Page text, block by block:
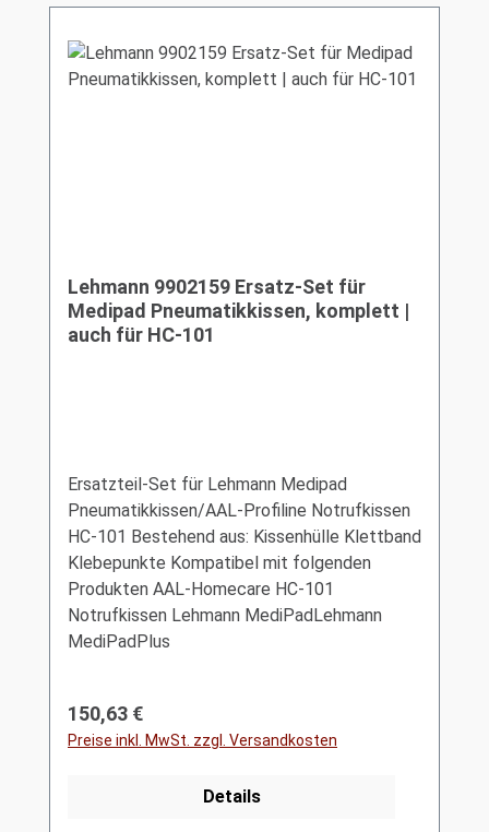
Lehmann 9902159 Ersatz-Set für
Medipad Pneumatikkissen, komplett |
auch für HC-101
Ersatzteil-Set für Lehmann Medipad
Pneumatikkissen/AAL-Profiline Notrufkissen
HC-101 Bestehend aus: Kissenhülle Klettband
Klebepunkte Kompatibel mit folgenden
Produkten AAL-Homecare HC-101
Notrufkissen Lehmann MediPadLehmann
MediPadPlus
Regulärer Preis:
150,63 €
Preise inkl. MwSt. zzgl. Versandkosten
Details